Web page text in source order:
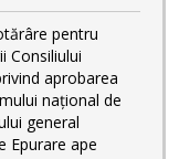
pentru
Consiliului
aprobarea
național de
general
Epurare ape